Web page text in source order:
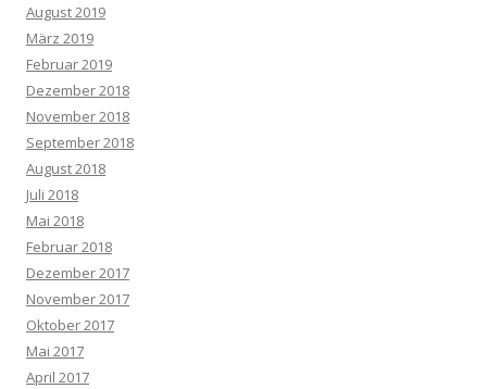
August 2019
März 2019
Februar 2019
Dezember 2018
November 2018
September 2018
August 2018
Juli 2018
Mai 2018
Februar 2018
Dezember 2017
November 2017
Oktober 2017
Mai 2017
April 2017